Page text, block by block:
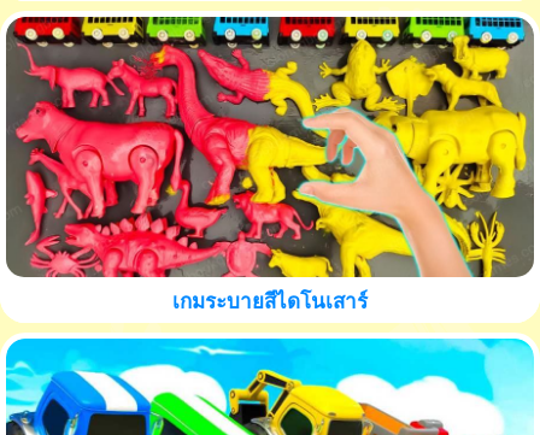
เกมระบายสีไดโนเสาร์